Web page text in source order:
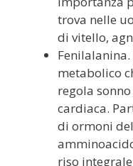
trova nelle
di vitello,
metabolico
regola
cardiaca.
di ormoni
riso